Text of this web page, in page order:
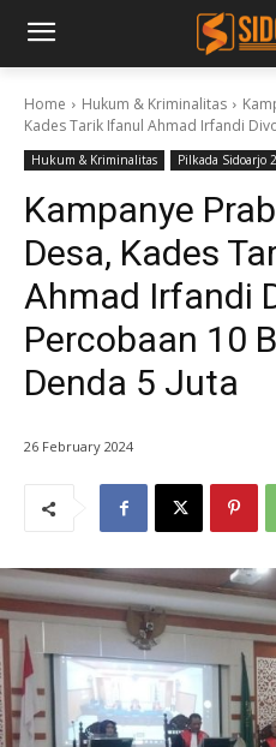
Home Hukum & Kriminalitas
Kades Tarik Ifanul Ahmad Irfandi
Hukum & Kriminalitas Pilkada Sidoarjo
Kampanye
Desa, Kades
Ahmad Irfandi
Percobaan 10
Denda 5 Juta
26 February 2024